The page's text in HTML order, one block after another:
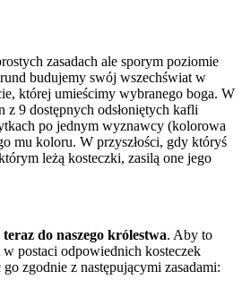
zasadach ale sporym poziomie
budujemy swój wszechświat w
której umieścimy wybranego boga. W
z 9 dostępnych odsłoniętych kafli
po jednym wyznawcy (kolorowa
mu koloru. W przyszłości, gdy któryś
leżą kosteczki, zasilą one jego
do naszego królestwa. Aby to
postaci odpowiednich kosteczek
zgodnie z następującymi zasadami: